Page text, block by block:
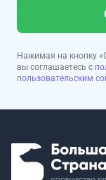
Нажимая на кнопку
вы соглашаетесь с
пользовательским